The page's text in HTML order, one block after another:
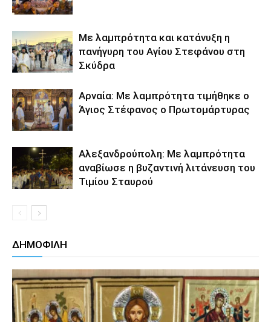
Με λαμπρότητα και κατάνυξη η
πανήγυρη του Αγίου Στεφάνου στη
Σκύδρα
Αρναία: Με λαμπρότητα τιμήθηκε ο
Άγιος Στέφανος ο Πρωτομάρτυρας
Αλεξανδρούπολη: Με λαμπρότητα
αναβίωσε η βυζαντινή λιτάνευση του
Τιμίου Σταυρού
ΔΗΜΟΦΙΛΗ